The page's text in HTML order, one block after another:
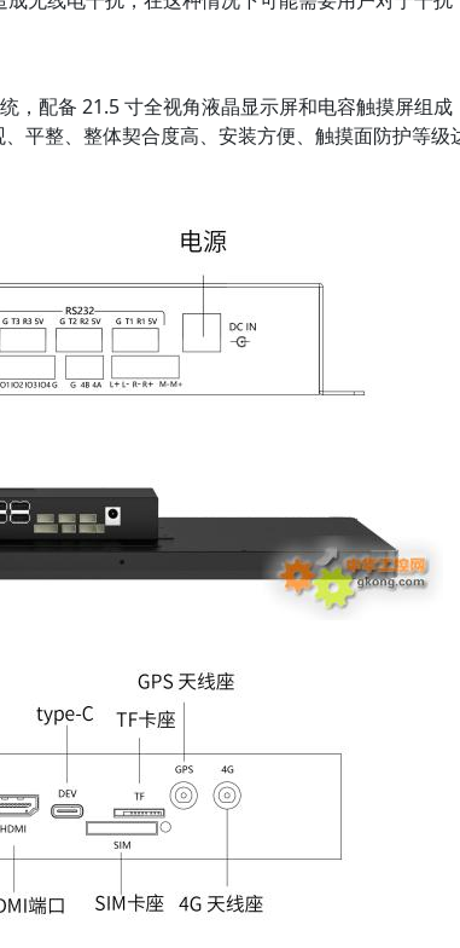
配备 21.5 寸全视角液晶显示屏和电容触摸屏组成
平整、整体契合度高、安装方便、触摸面防护等级